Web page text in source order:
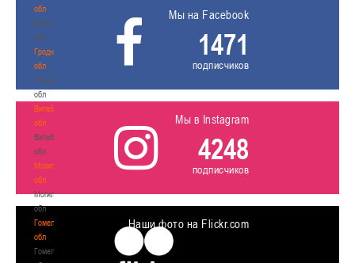
обл
Брестская
обл
Гродненская
обл
Гродненская
обл
Витебская
обл
Витебская
обл
Могилевская
обл
Могилевская
обл
Гомельская
обл
Гомельская
Мы на Facebook
1471
подписчиков
Мы в Instagram
4248
подписчиков
Наши фото на Flickr.com